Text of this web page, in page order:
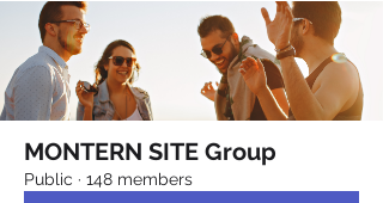
MONTERN SITE Group
Public · 148 members